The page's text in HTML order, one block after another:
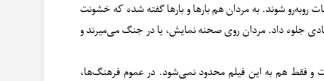
روبه‌رو شوند. به مردان هم بارها و بارها گفته‌ شده که خشونت
جلوه داد. مردان روی صحنه نمایش، یا در جنگ می‌میرند و
و فقط هم به این فیلم محدود نمی‌شود. در عموم فرهنگ‌ها،